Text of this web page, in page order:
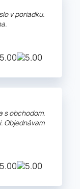
v poriadku.
s obchodom.
Objednávam